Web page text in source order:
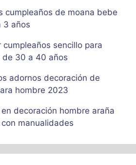
cumpleaños de moana bebe
3 años
cumpleaños sencillo para
de 30 a 40 años
adornos decoración de
hombre 2023
decoración hombre araña
manualidades